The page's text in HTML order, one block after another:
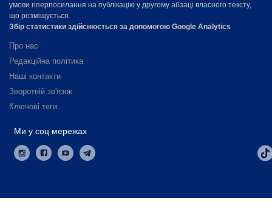
умови гіперпосилання на публікацію у другому абзаці власного тексту,
що розміщується.
Збір статистики здійснюється за допомогою Google Analytics
Про нас
Редакційна політика
Наші контакти
Зворотній зв'язок
Ключові теги
Ми у соц мережах